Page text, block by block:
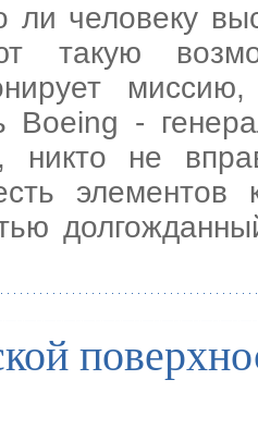
ли человеку
такую
Boeing -
никто не
элементов